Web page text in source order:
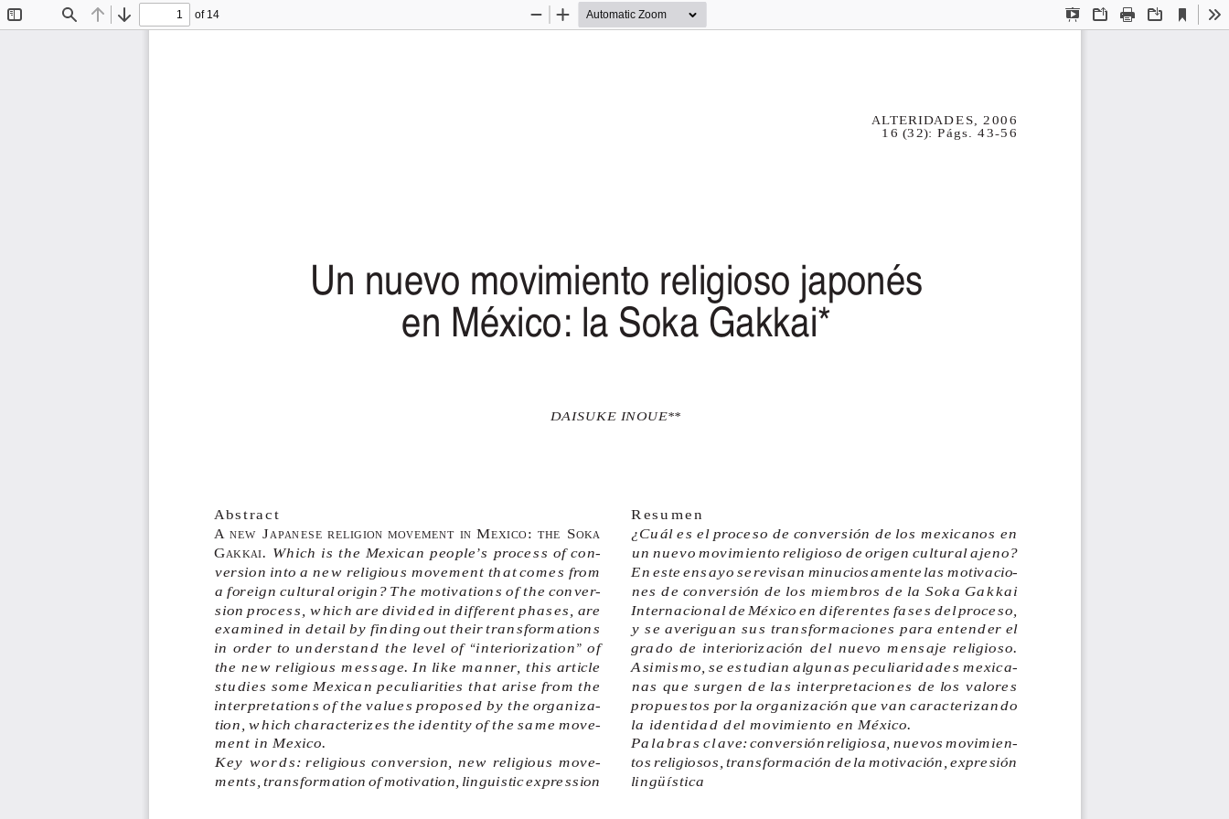
Find Previous
Next
of 14
Presentation
OpenPrint Download
Current
View
Zoom
Zoom
ALTERIDADES, 2006
16 (32): Págs. 43-56
Un nuevo movimiento religioso japonés
en México: la Soka Gakkai*
DAISUKE INOUE**
Abstract
A NEW JAPANESE RELIGION MOVEMENT IN MEXICO : THE SOKA
G AKKAI. Which is the Mexican people’s process of con-
version into a new religious movement that comes from
a foreign cultural origin? The motivations of the conver-
sion process, which are divided in different phases, are
examined in detail by finding out their transformations
in order to understand the level of “interiorization” of
the new religious message. In like manner, this article
studies some Mexican peculiarities that arise from the
interpretations of the values proposed by the organiza-
tion, which characterizes the identity of the same move-
ment in Mexico.
Key words: religious conversion, new religious move-
ments, transformation of motivation, linguistic expression
Resumen
¿Cuál es el proceso de conversión de los mexicanos en
un nuevo movimiento religioso de origen cultural ajeno?
En este ensayo se revisan minuciosamente las motivacio-
nes de conversión de los miembros de la Soka Gakkai
Internacional de México en diferentes fases del proceso,
y se averiguan sus transformaciones para entender el
grado de interiorización del nuevo mensaje religioso.
Asimismo, se estudian algunas peculiaridades mexica-
nas que surgen de las interpretaciones de los valores
propuestos por la organización que van caracterizando
la identidad del movimiento en México.
Palabras clave: conversión religiosa, nuevos movimien-
tos religiosos, transformación de la motivación, expresión
lingüística